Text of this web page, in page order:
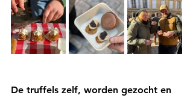
De truffels zelf, worden gezocht en